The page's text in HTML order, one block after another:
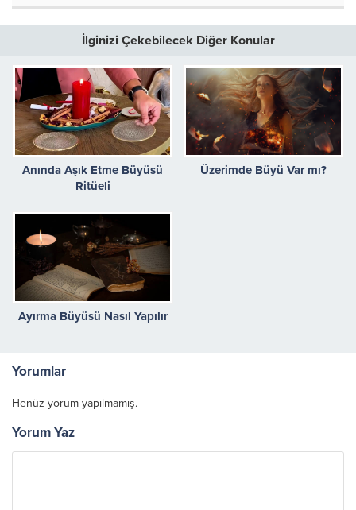
İlginizi Çekebilecek Diğer Konular
Anında Aşık Etme Büyüsü
Ritüeli
Üzerimde Büyü Var mı?
Ayırma Büyüsü Nasıl Yapılır
Yorumlar
Henüz yorum yapılmamış.
Yorum Yaz